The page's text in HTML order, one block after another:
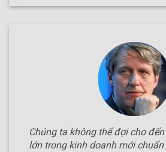
Chúng ta không thể đợi cho
lớn trong kinh doanh mới chuẩn